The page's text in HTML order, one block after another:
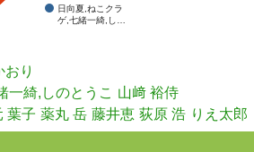
日向夏,ねこクラ
ゲ,七緒一綺,し…
おり
一綺,しのとうこ 山﨑 裕侍
葉子 薬丸 岳 藤井恵 荻原 浩 りえ太郎